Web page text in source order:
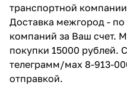
транспортной
Доставка межгород -
компаний за Ваш счет.
покупки 15000 рублей.
телеграмм/мах 8-913-
отправкой.